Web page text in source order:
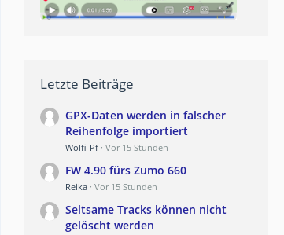
Letzte Beiträge
GPX-Daten werden in falscher
Reihenfolge importiert
Wolfi-Pf Vor 15 Stunden
FW 4.90 fürs Zumo 660
Reika Vor 15 Stunden
Seltsame Tracks können nicht
gelöscht werden